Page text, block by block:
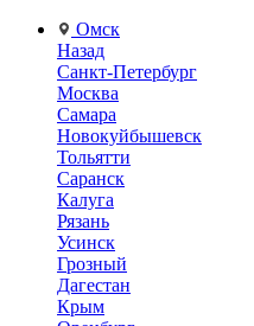
Омск
Назад
Санкт-Петербург
Москва
Самара
Новокуйбышевск
Тольятти
Саранск
Калуга
Рязань
Усинск
Грозный
Дагестан
Крым